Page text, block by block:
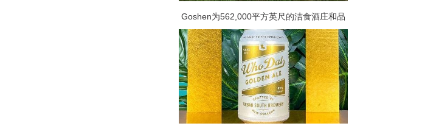
Goshen为562,000平方英尺的洁食酒庄和品
酒室计划举行听证会